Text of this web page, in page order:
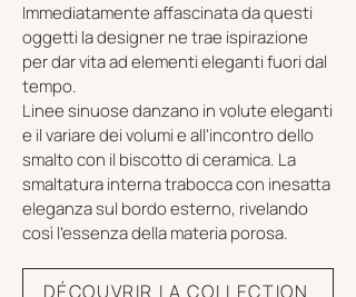
Immediatamente affascinata da questi
oggetti la designer ne trae ispirazione
per dar vita ad elementi eleganti fuori dal
tempo.
Linee sinuose danzano in volute eleganti
e il variare dei volumi e all'incontro dello
smalto con il biscotto di ceramica. La
smaltatura interna trabocca con inesatta
eleganza sul bordo esterno, rivelando
così l'essenza della materia porosa.
DÉCOUVRIR LA COLLECTION